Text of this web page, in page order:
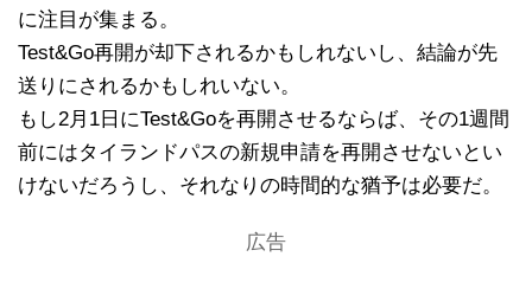
に注目が集まる。
Test&Go再開が却下されるかもしれないし、結論が先
送りにされるかもしれいない。
もし2月1日にTest&Goを再開させるならば、その1週間
前にはタイランドパスの新規申請を再開させないとい
けないだろうし、それなりの時間的な猶予は必要だ。
広告